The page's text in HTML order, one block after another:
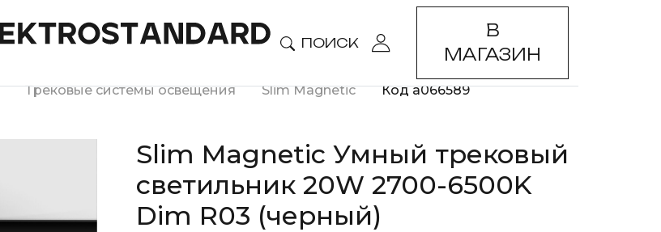
ПОИСК
В
МАГАЗИН
Трековые системы освещения Slim Magnetic Код a066589
Slim Magnetic Умный трековый
светильник 20W 2700-6500K
Dim R03 (черный)